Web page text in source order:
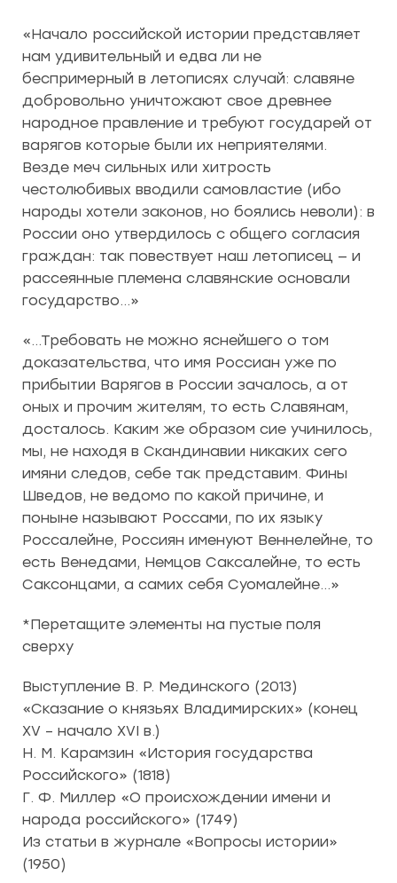
«Начало российской истории представляет
нам удивительный и едва ли не
беспримерный в летописях случай: славяне
добровольно уничтожают свое древнее
народное правление и требуют государей от
варягов которые были их неприятелями.
Везде меч сильных или хитрость
честолюбивых вводили самовластие (ибо
народы хотели законов, но боялись неволи): в
России оно утвердилось с общего согласия
граждан: так повествует наш летописец — и
рассеянные племена славянские основали
государство…»
«…Требовать не можно яснейшего о том
доказательства, что имя Россиан уже по
прибытии Варягов в России зачалось, а от
оных и прочим жителям, то есть Славянам,
досталось. Каким же образом сие учинилось,
мы, не находя в Скандинавии никаких сего
имяни следов, себе так представим. Фины
Шведов, не ведомо по какой причине, и
поныне называют Россами, по их языку
Россалейне, Россиян именуют Веннелейне, то
есть Венедами, Немцов Саксалейне, то есть
Саксонцами, а самих себя Суомалейне…»
*Перетащите элементы на пустые поля
сверху
Выступление В. Р. Мединского (2013)
«Сказание о князьях Владимирских» (конец
XV – начало XVI в.)
Н. М. Карамзин «История государства
Российского» (1818)
Г. Ф. Миллер «О происхождении имени и
народа российского» (1749)
Из статьи в журнале «Вопросы истории»
(1950)